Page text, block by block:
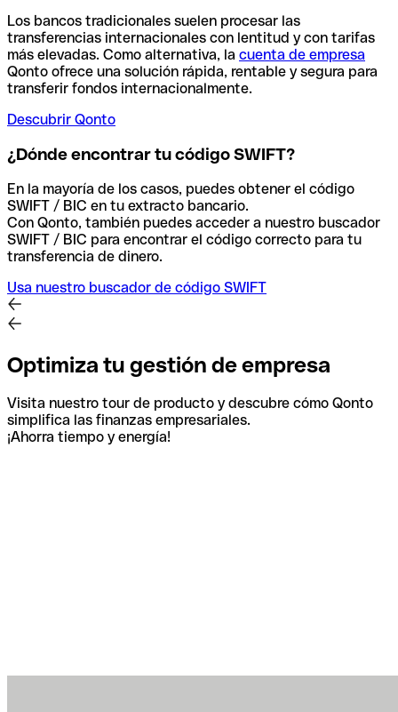
Los bancos tradicionales suelen procesar las
transferencias internacionales con lentitud y con tarifas
más elevadas. Como alternativa, la cuenta de empresa
Qonto ofrece una solución rápida, rentable y segura para
transferir fondos internacionalmente.
Descubrir Qonto
¿Dónde encontrar tu código SWIFT?
En la mayoría de los casos, puedes obtener el código
SWIFT / BIC en tu extracto bancario.
Con Qonto, también puedes acceder a nuestro buscador
SWIFT / BIC para encontrar el código correcto para tu
transferencia de dinero.
Usa nuestro buscador de código SWIFT
Optimiza tu gestión de empresa
Visita nuestro tour de producto y descubre cómo Qonto
simplifica las finanzas empresariales.
¡Ahorra tiempo y energía!